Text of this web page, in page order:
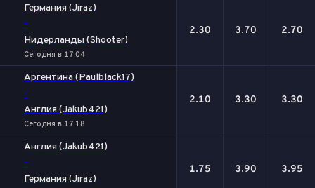
Германия (Jiraz)
-
Нидерланды (Shooter)
Сегодня в 17:04
2.30 3.70 2.70
Аргентина (Paulblack17)
-
Англия (Jakub421)
Сегодня в 17:18
2.10 3.30 3.30
Англия (Jakub421)
-
Германия (Jiraz)
1.75 3.90 3.95